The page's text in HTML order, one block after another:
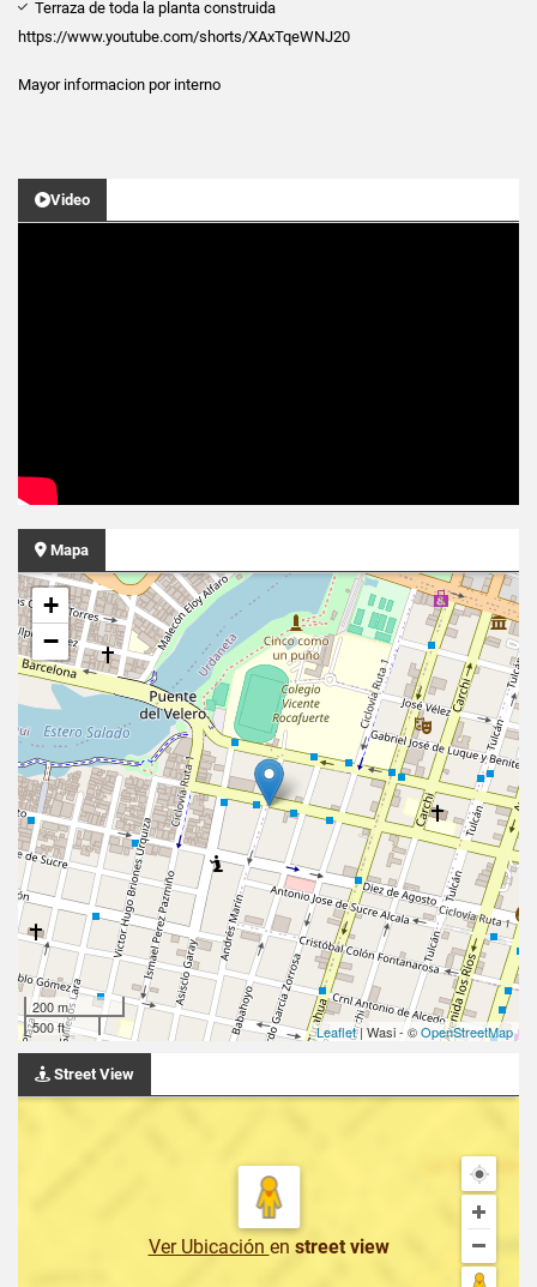
Terraza de toda la planta construida
https://www.youtube.com/shorts/XAxTqeWNJ20
Mayor informacion por interno
Video
Mapa
+
−
200 m
500 ft
Leaflet| Wasi - ©OpenStreetMap
Street View
Ver Ubicación en street view